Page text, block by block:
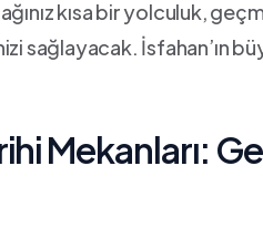
kısa bir yolculuk,
sağlayacak. İsfahan’ın
Mekanları: